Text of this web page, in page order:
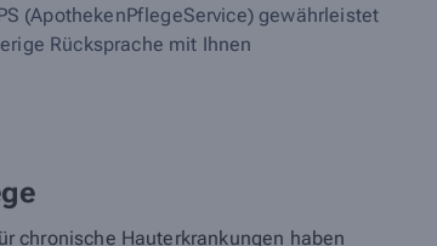
(ApothekenPflegeService) gewährleistet
Rücksprache mit Ihnen
chronische Hauterkrankungen haben